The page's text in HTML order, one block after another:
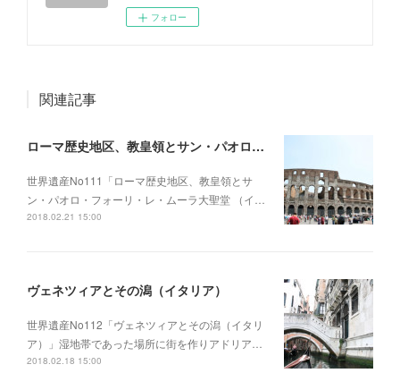
フォロー
関連記事
ローマ歴史地区、教皇領とサン・パオロ・フォーリ・レ・ムーラ大聖堂 （イタリア・バチカン）
世界遺産No111「ローマ歴史地区、教皇領とサ
ン・パオロ・フォーリ・レ・ムーラ大聖堂 （イ…
2018.02.21 15:00
ヴェネツィアとその潟（イタリア）
世界遺産No112「ヴェネツィアとその潟（イタリ
ア）」湿地帯であった場所に街を作りアドリア…
2018.02.18 15:00